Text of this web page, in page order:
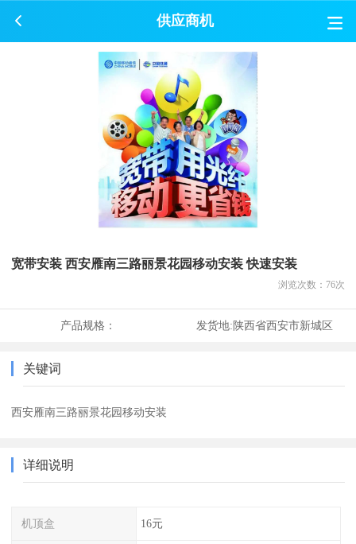
供应商机
宽带安装 西安雁南三路丽景花园移动安装 快速安装
浏览次数： 76次
产品规格： 发货地:陕西省西安市新城区
关键词
西安雁南三路丽景花园移动安装
详细说明
机顶盒 16元